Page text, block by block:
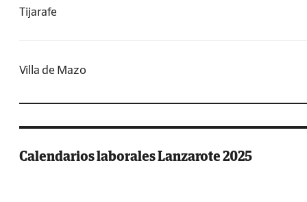
Tijarafe
Villa de Mazo
Calendarios laborales Lanzarote 2025